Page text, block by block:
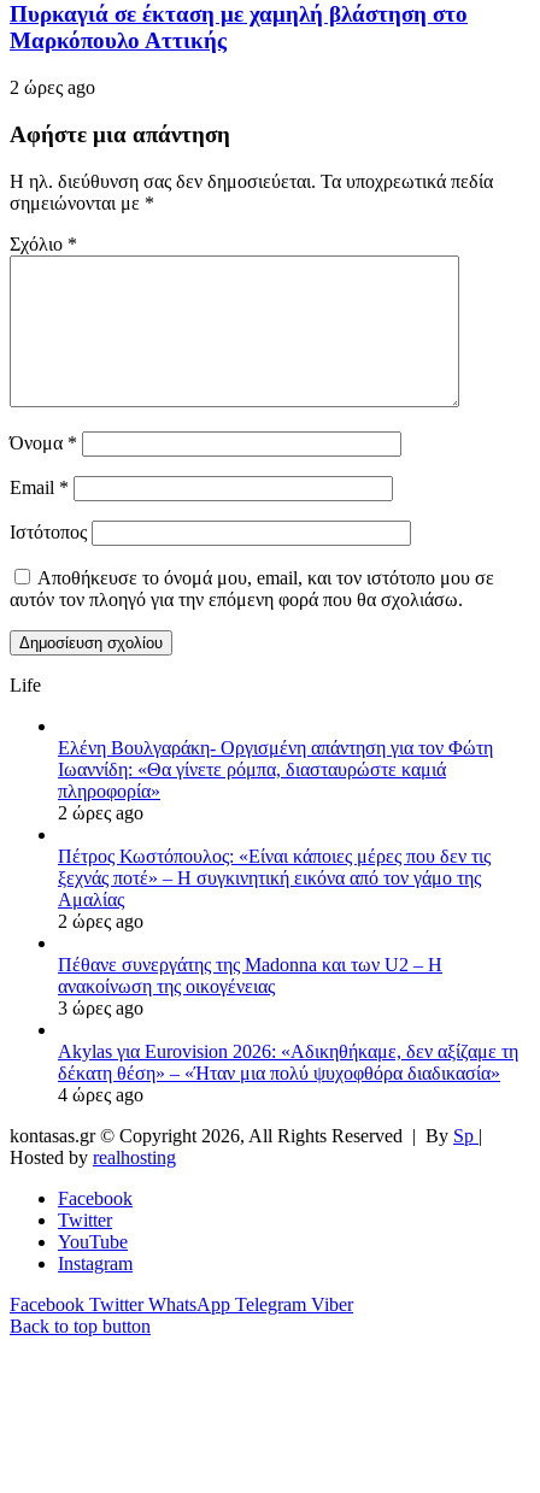
Πυρκαγιά σε έκταση με χαμηλή βλάστηση στο
Μαρκόπουλο Αττικής
2 ώρες ago
Αφήστε μια απάντηση
Η ηλ. διεύθυνση σας δεν δημοσιεύεται. Τα υποχρεωτικά πεδία
σημειώνονται με *
Σχόλιο *
Όνομα *
Email *
Ιστότοπος
Αποθήκευσε το όνομά μου, email, και τον ιστότοπο μου σε
αυτόν τον πλοηγό για την επόμενη φορά που θα σχολιάσω.
Life
Ελένη Βουλγαράκη- Οργισμένη απάντηση για τον Φώτη
Ιωαννίδη: «Θα γίνετε ρόμπα, διασταυρώστε καμιά
πληροφορία»
2 ώρες ago
Πέτρος Κωστόπουλος: «Είναι κάποιες μέρες που δεν τις
ξεχνάς ποτέ» – Η συγκινητική εικόνα από τον γάμο της
Αμαλίας
2 ώρες ago
Πέθανε συνεργάτης της Madonna και των U2 – Η
ανακοίνωση της οικογένειας
3 ώρες ago
Akylas για Eurovision 2026: «Aδικηθήκαμε, δεν αξίζαμε τη
δέκατη θέση» – «Ήταν μια πολύ ψυχοφθόρα διαδικασία»
4 ώρες ago
kontasas.gr © Copyright 2026, All Rights Reserved | By Sp |
Hosted by realhosting
Facebook
Twitter
YouTube
Instagram
Facebook Twitter WhatsApp Telegram Viber
Back to top button